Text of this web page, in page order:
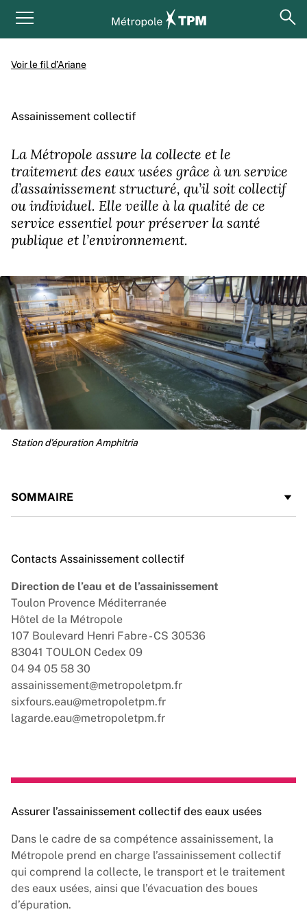
Menu principal
Voir le fil d’Ariane
Assainissement collectif
La Métropole assure la collecte et le
traitement des eaux usées grâce à un service
d’assainissement structuré, qu’il soit collectif
ou individuel. Elle veille à la qualité de ce
service essentiel pour préserver la santé
publique et l’environnement.
Station d'épuration Amphitria
SOMMAIRE
Contacts Assainissement collectif
Direction de l’eau et de l’assainissement
Toulon Provence Méditerranée
Hôtel de la Métropole
107 Boulevard Henri Fabre - CS 30536
83041 TOULON Cedex 09
04 94 05 58 30
assainissement@metropoletpm.fr
sixfours.eau@metropoletpm.fr
lagarde.eau@metropoletpm.fr
Assurer l’assainissement collectif des eaux usées
Dans le cadre de sa compétence assainissement, la
Métropole prend en charge l’assainissement collectif
qui comprend la collecte, le transport et le traitement
des eaux usées, ainsi que l’évacuation des boues
d’épuration.